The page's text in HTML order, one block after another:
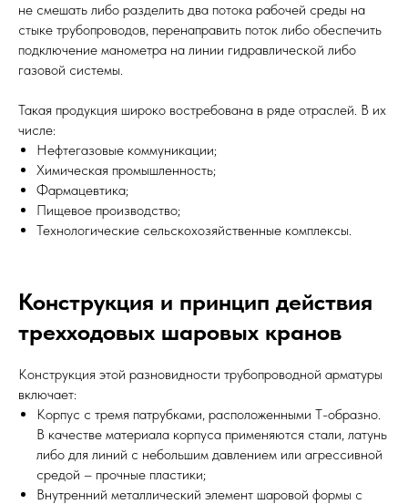
не смешать либо разделить два потока рабочей среды на
стыке трубопроводов, перенаправить поток либо обеспечить
подключение манометра на линии гидравлической либо
газовой системы.
Такая продукция широко востребована в ряде отраслей. В их
числе:
Нефтегазовые коммуникации;
Химическая промышленность;
Фармацевтика;
Пищевое производство;
Технологические сельскохозяйственные комплексы.
Конструкция и принцип действия
трехходовых шаровых кранов
Конструкция этой разновидности трубопроводной арматуры
включает:
Корпус с тремя патрубками, расположенными Т-образно.
В качестве материала корпуса применяются стали, латунь
либо для линий с небольшим давлением или агрессивной
средой – прочные пластики;
Внутренний металлический элемент шаровой формы с